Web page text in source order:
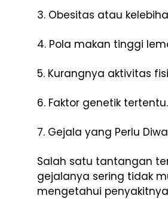
3. Obesitas atau
4. Pola makan tinggi
5. Kurangnya aktivitas
6. Faktor genetik tertentu.
7. Gejala yang Perlu
Salah satu tantangan
gejalanya sering tidak
mengetahui